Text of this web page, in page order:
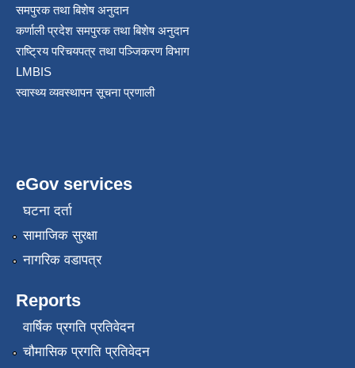
समपुरक तथा बिशेष अनुदान
कर्णाली प्रदेश समपुरक तथा बिशेष अनुदान
राष्ट्रिय परिचयपत्र तथा पञ्जिकरण विभाग
LMBIS
स्वास्थ्य व्यवस्थापन सूचना प्रणाली
eGov services
घटना दर्ता
सामाजिक सुरक्षा
नागरिक वडापत्र
Reports
वार्षिक प्रगति प्रतिवेदन
चौमासिक प्रगति प्रतिवेदन